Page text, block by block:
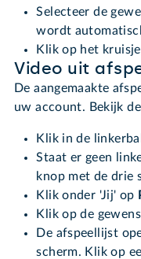
Selecteer de
wordt
Klik op het
Video uit
De aangemaakte
uw account. Bekijk
Klik in de
Staat er geen
knop met de drie
Klik onder 'Jij' op
Klik op de
De afspeellijst
scherm. Klik op